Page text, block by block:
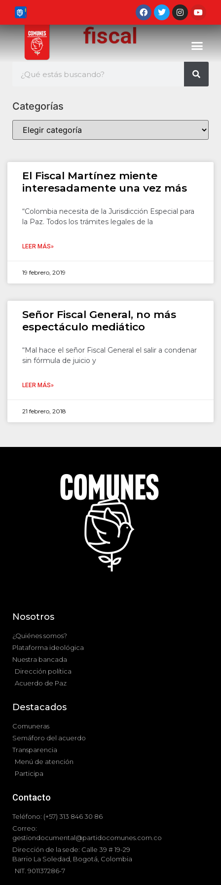
fiscal
Categorías
El Fiscal Martínez miente
interesadamente una vez más
“Colombia necesita de la Jurisdicción Especial para
la Paz. Todos los trámites legales de la
LEER MÁS»
19 febrero, 2019
Señor Fiscal General, no más
espectáculo mediático
“Mal hace el señor Fiscal General el salir a condenar
sin fórmula de juicio y
LEER MÁS»
21 febrero, 2018
Nosotros
¿Quiénes somos?
Plataforma ideológica
Nuestra bancada
Dirección política
Acuerdo de Paz
Destacados
Comuneras
Semáforo del acuerdo
Transparencia
Menú de atención
Participa
Contacto
Teléfono: (+57) 313 846 30 86
Correo:
gestiondocumental@partidocomunes.com.co
Dirección de la sede: Calle 39 # 19-29
Barrio La Soledad, Bogotá, Colombia
NIT. 901137286-7